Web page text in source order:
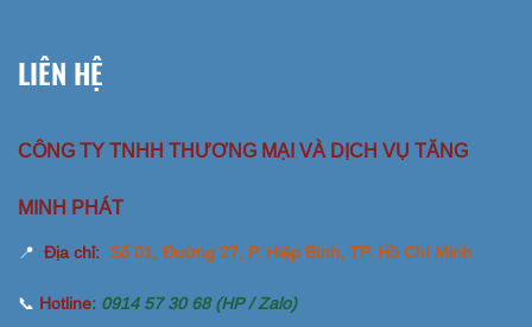
LIÊN HỆ
CÔNG TY TNHH THƯƠNG MẠI VÀ DỊCH VỤ TĂNG
MINH PHÁT
📍 Địa chỉ: Số 01, Đường 27, P. Hiệp Bình, TP. Hồ Chí Minh
📞 Hotline: 0914 57 30 68 (HP / Zalo)